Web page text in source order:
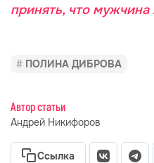
принять, что
ПОЛИНА ДИБРОВА
Автор статьи
Андрей Никифоров
Ссылка